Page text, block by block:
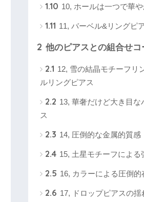
1.10 10, ホールは一つで華
1.11 11, バーベル&リングピ
2 他のピアスとの組合せコ
2.1 12, 雪の結晶モチーフリ
ルリングピアス
2.2 13, 華奢だけど大き目な
ス
2.3 14, 圧倒的な金属的質感
2.4 15, 土星モチーフによる
2.5 16, カラーによる圧倒的
2.6 17, ドロップピアスの